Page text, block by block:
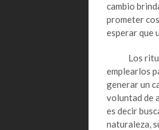
cambio
prometer
esperar que
Los
emplearlos
generar un
voluntad de
es decir
naturaleza,